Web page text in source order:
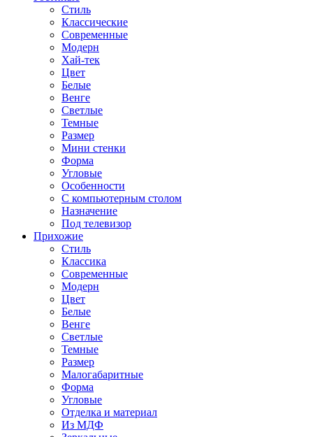
Стиль
Классические
Современные
Модерн
Хай-тек
Цвет
Белые
Венге
Светлые
Темные
Размер
Мини стенки
Форма
Угловые
Особенности
С компьютерным столом
Назначение
Под телевизор
Прихожие
Стиль
Классика
Современные
Модерн
Цвет
Белые
Венге
Светлые
Темные
Размер
Малогабаритные
Форма
Угловые
Отделка и материал
Из МДФ